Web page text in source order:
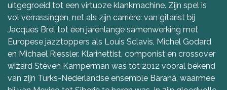
uitgegroeid tot een virtuoze klankmachine. Zijn spel is
vol verrassingen, net als zijn carrière: van gitarist bij
Jacques Brel tot een jarenlange samenwerking met
Europese jazztoppers als Louis Sclavis, Michel Godard
en Michael Riessler. Klarinettist, componist en crossover
wizard Steven Kamperman was tot 2012 vooral bekend
van zijn Turks-Nederlandse ensemble Baraná, waarmee